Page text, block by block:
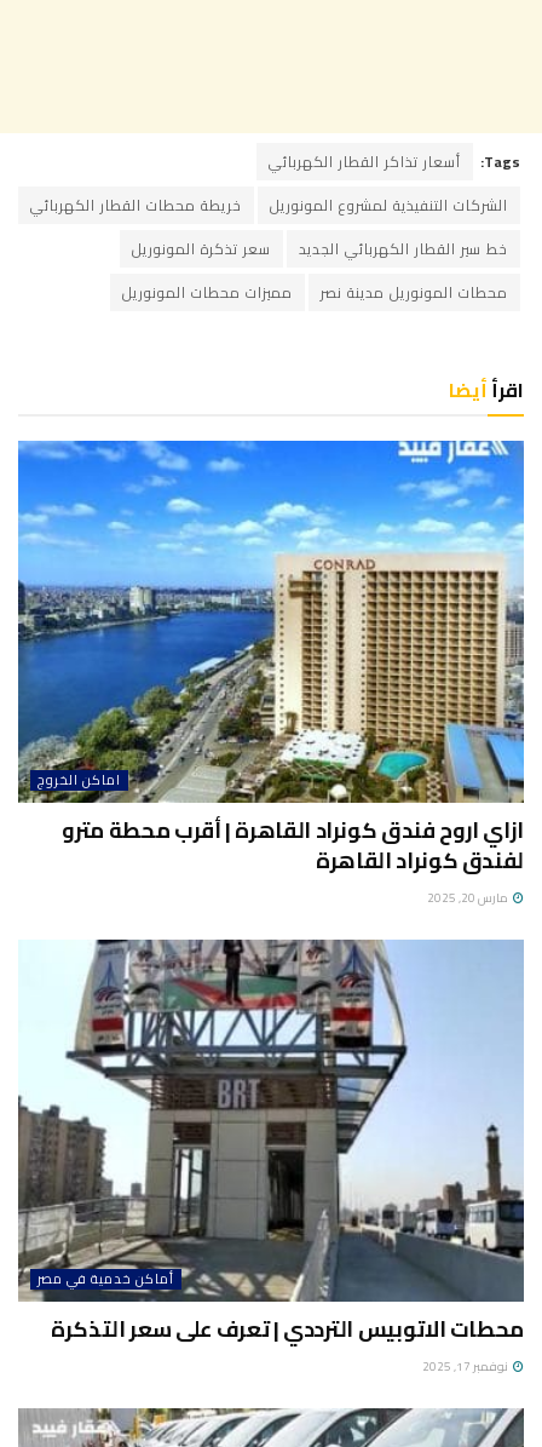
Tags:
أسعار تذاكر القطار الكهربائي
الشركات التنفيذية لمشروع المونوريل
خريطة محطات القطار الكهربائي
خط سير القطار الكهربائي الجديد
سعر تذكرة المونوريل
محطات المونوريل مدينة نصر
مميزات محطات المونوريل
اقرأأيضا
اماكن الخروج
ازاي اروح فندق كونراد القاهرة | أقرب محطة مترو
لفندق كونراد القاهرة
مارس 20, 2025
أماكن خدمية في مصر
محطات الاتوبيس الترددي | تعرف على سعر التذكرة
نوفمبر 17, 2025